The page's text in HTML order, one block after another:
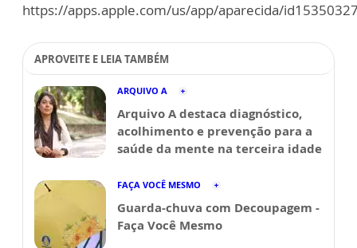
https://apps.apple.com/us/app/aparecida/
APROVEITE E LEIA TAMBÉM
ARQUIVO A
Arquivo A destaca diagnóstico,
acolhimento e prevenção para a
saúde da mente na terceira idade
FAÇA VOCÊ MESMO
Guarda-chuva com Decoupagem -
Faça Você Mesmo